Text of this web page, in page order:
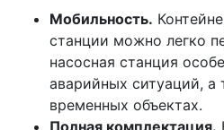
Мобильность.
станции можно легко
насосная станция
аварийных ситуаций, а
временных объектах.